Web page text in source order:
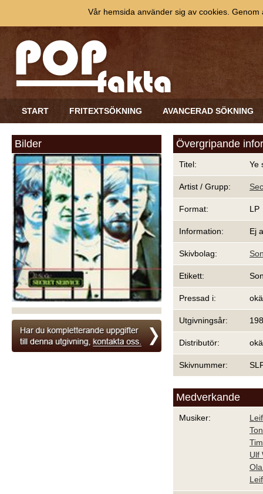
START FRITEXTSÖKNING AVANCERAD SÖKNING
Bilder Övergripande
Titel: Ye
Artist / Grupp:
Format: LP
Information: Ej
Skivbolag:
Etikett:
Pressad i:
Utgivningsår:
Distributör:
Skivnummer:
Medverkande
Musiker:
Ulf
Vår hemsida använder sig av cookies.